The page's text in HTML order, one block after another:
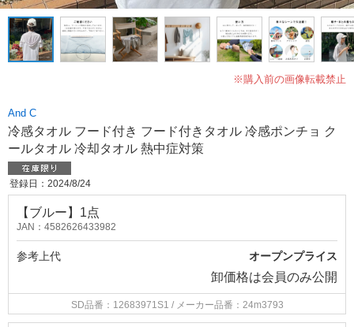
※購入前の画像転載禁止
And C
冷感タオル フード付き フード付きタオル 冷感ポンチョ ク
ールタオル 冷却タオル 熱中症対策
登録日：2024/8/24
【ブルー】1点
JAN：4582626433982
参考上代 オープンプライス
卸価格は会員のみ公開
SD品番：12683971S1 / メーカー品番：24m3793